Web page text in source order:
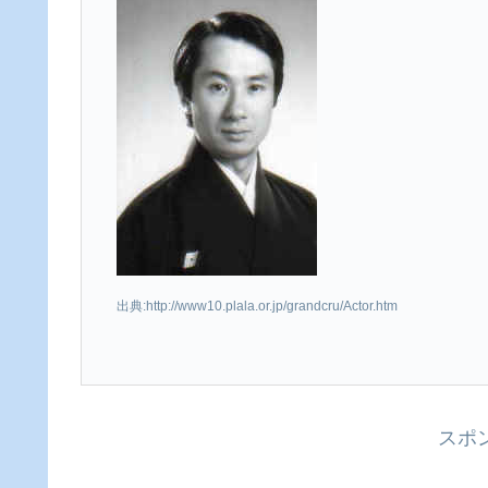
出典:http://www10.plala.or.jp/grandcru/Actor.htm
スポ